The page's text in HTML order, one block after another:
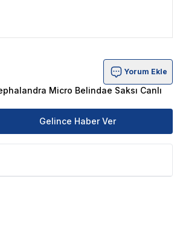
Belindae Saksı Canlı Bitki Ürün
Yorum Ekle
Micro Belindae Saksı Canlı
Gelince Haber Ver